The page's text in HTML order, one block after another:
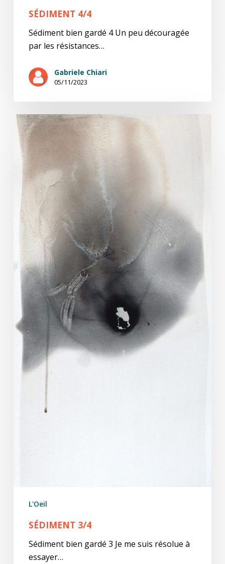
SÉDIMENT 4/4
Sédiment bien gardé 4 Un peu découragée
par les résistances…
Gabriele Chiari
05/11/2023
Sédiment
3/4
L'Oeil
SÉDIMENT 3/4
Sédiment bien gardé 3 Je me suis résolue à
essayer…